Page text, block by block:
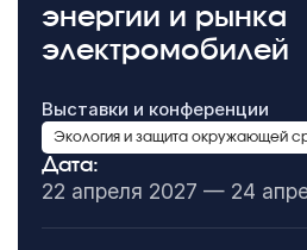
энергии и рынка
электромобилей
Выставки и конференции
Экология и защита окружающей
Дата:
22 апреля 2027 — 24